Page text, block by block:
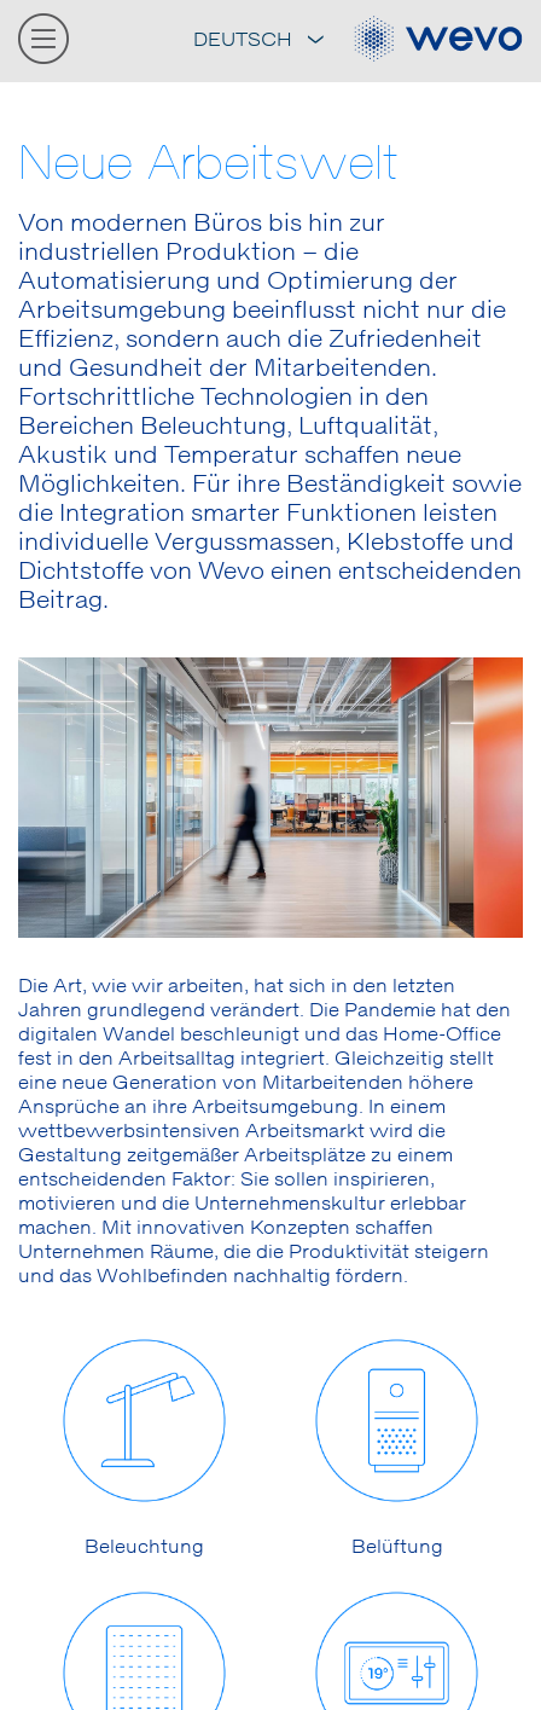
DEUTSCH
Neue Arbeitswelt
Von modernen Büros bis hin zur
industriellen Produktion – die
Automatisierung und Optimierung der
Arbeitsumgebung beeinflusst nicht nur die
Effizienz, sondern auch die Zufriedenheit
und Gesundheit der Mitarbeitenden.
Fortschrittliche Technologien in den
Bereichen Beleuchtung, Luftqualität,
Akustik und Temperatur schaffen neue
Möglichkeiten. Für ihre Beständigkeit sowie
die Integration smarter Funktionen leisten
individuelle Vergussmassen, Klebstoffe und
Dichtstoffe von Wevo einen entscheidenden
Beitrag.
Die Art, wie wir arbeiten, hat sich in den letzten
Jahren grundlegend verändert. Die Pandemie hat den
digitalen Wandel beschleunigt und das Home-Office
fest in den Arbeitsalltag integriert. Gleichzeitig stellt
eine neue Generation von Mitarbeitenden höhere
Ansprüche an ihre Arbeitsumgebung. In einem
wettbewerbsintensiven Arbeitsmarkt wird die
Gestaltung zeitgemäßer Arbeitsplätze zu einem
entscheidenden Faktor: Sie sollen inspirieren,
motivieren und die Unternehmenskultur erlebbar
machen. Mit innovativen Konzepten schaffen
Unternehmen Räume, die die Produktivität steigern
und das Wohlbefinden nachhaltig fördern.
Beleuchtung Belüftung